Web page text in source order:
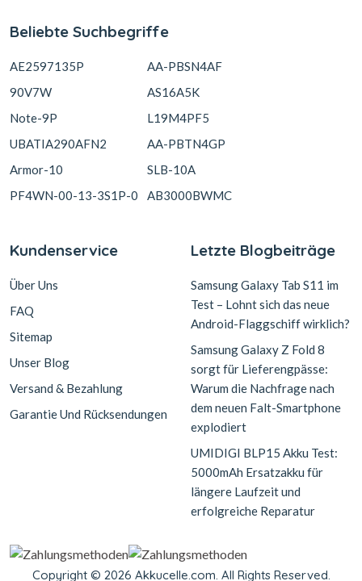
Beliebte Suchbegriffe
AE2597135P
90V7W
Note-9P
UBATIA290AFN2
Armor-10
PF4WN-00-13-3S1P-0
AA-PBSN4AF
AS16A5K
L19M4PF5
AA-PBTN4GP
SLB-10A
AB3000BWMC
Kundenservice
Über Uns
FAQ
Sitemap
Unser Blog
Versand & Bezahlung
Garantie Und Rücksendungen
Letzte Blogbeiträge
Samsung Galaxy Tab S11 im
Test – Lohnt sich das neue
Android-Flaggschiff wirklich?
Samsung Galaxy Z Fold 8
sorgt für Lieferengpässe:
Warum die Nachfrage nach
dem neuen Falt-Smartphone
explodiert
UMIDIGI BLP15 Akku Test:
5000mAh Ersatzakku für
längere Laufzeit und
erfolgreiche Reparatur
Copyright © 2026 Akkucelle.com. All Rights Reserved.